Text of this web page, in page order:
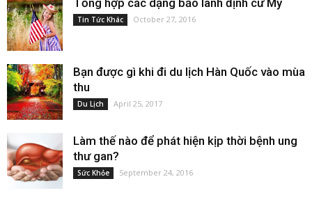
Tổng hợp các dạng bảo lãnh định cư Mỹ
Tin Tức Khác October 27, 2016
Bạn được gì khi đi du lịch Hàn Quốc vào mùa
thu
Du Lịch April 25, 2017
Làm thế nào để phát hiện kịp thời bệnh ung
thư gan?
Sức Khỏe September 24, 2016